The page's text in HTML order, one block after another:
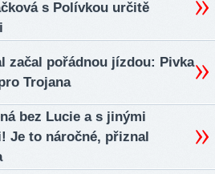
s Polívkou určitě
začal pořádnou jízdou: Pivka
Trojana
bez Lucie a s jinými
Je to náročné, přiznal